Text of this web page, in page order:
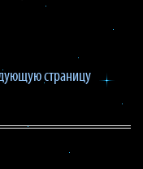
страницу